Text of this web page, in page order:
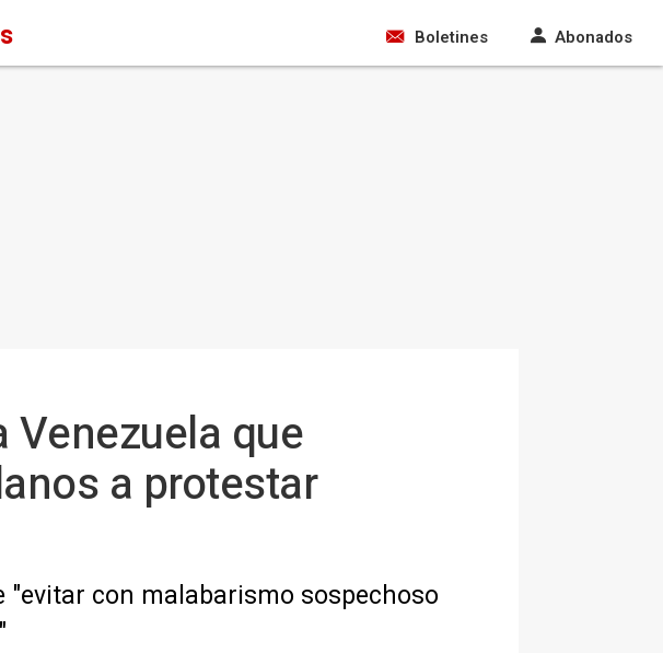
Boletines Abonados
Venezuela que
a protestar
"evitar con malabarismo sospechoso